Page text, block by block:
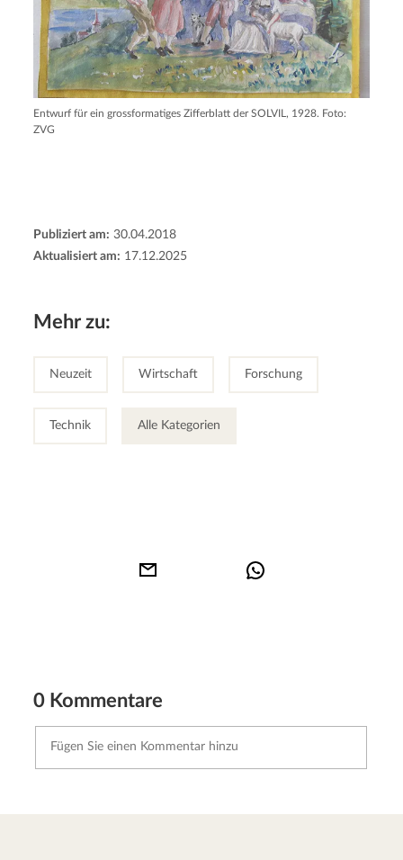
Entwurf für ein grossformatiges Zifferblatt der SOLVIL, 1928. Foto:
ZVG
Publiziert am: 30.04.2018
Aktualisiert am: 17.12.2025
Mehr zu:
Neuzeit Wirtschaft Forschung
Technik Alle Kategorien
0 Kommentare